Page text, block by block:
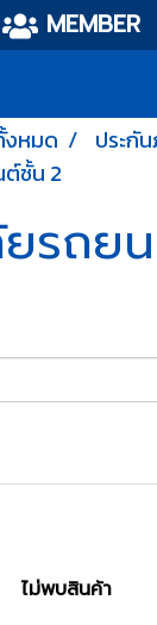
MEMBER
งหมด
ประกั
ชั้น 2
รถย
ไม่พบสินค้า